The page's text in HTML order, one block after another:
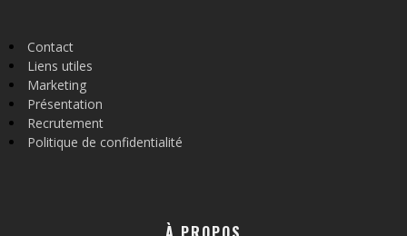
Contact
Liens utiles
Marketing
Présentation
Recrutement
Politique de confidentialité